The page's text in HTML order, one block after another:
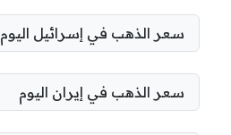
سعر الذهب في إسرائيل اليوم
سعر الذهب في إيران اليوم